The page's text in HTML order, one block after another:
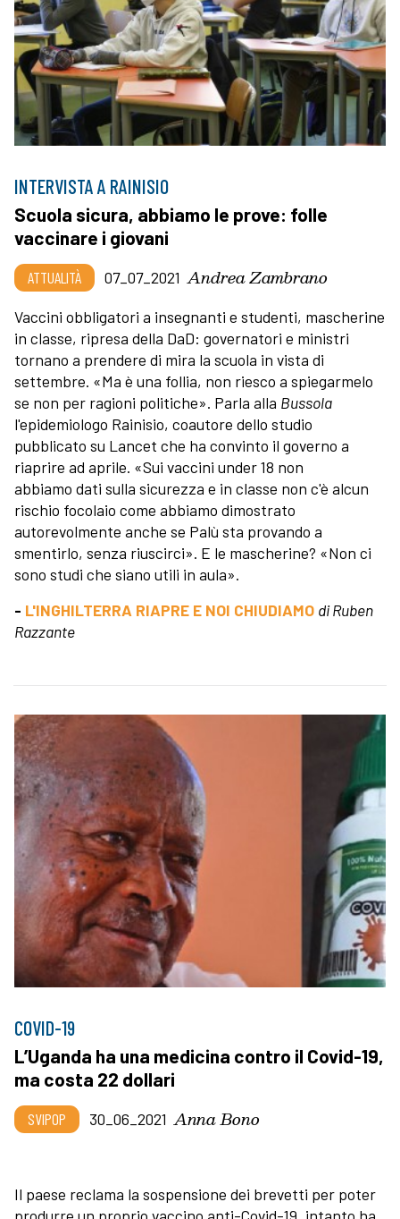
INTERVISTA A RAINISIO
Scuola sicura, abbiamo le prove: folle
vaccinare i giovani
ATTUALITÀ 07_07_2021 Andrea Zambrano
Vaccini obbligatori a insegnanti e studenti, mascherine
in classe, ripresa della DaD: governatori e ministri
tornano a prendere di mira la scuola in vista di
settembre. «Ma è una follia, non riesco a spiegarmelo
se non per ragioni politiche». Parla alla Bussola
l'epidemiologo Rainisio, coautore dello studio
pubblicato su Lancet che ha convinto il governo a
riaprire ad aprile. «Sui vaccini under 18 non
abbiamo dati sulla sicurezza e in classe non c'è alcun
rischio focolaio come abbiamo dimostrato
autorevolmente anche se Palù sta provando a
smentirlo, senza riuscirci». E le mascherine? «Non ci
sono studi che siano utili in aula».
- L'INGHILTERRA RIAPRE E NOI CHIUDIAMO di Ruben
Razzante
COVID-19
L’Uganda ha una medicina contro il Covid-19,
ma costa 22 dollari
SVIPOP 30_06_2021 Anna Bono
Il paese reclama la sospensione dei brevetti per poter
produrre un proprio vaccino anti-Covid-19, intanto ha